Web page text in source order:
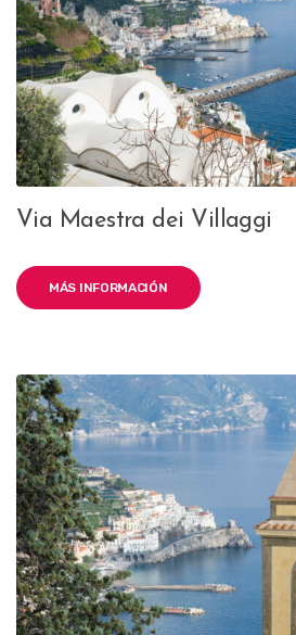
Via Maestra dei Villaggi
MÁS INFORMACIÓN